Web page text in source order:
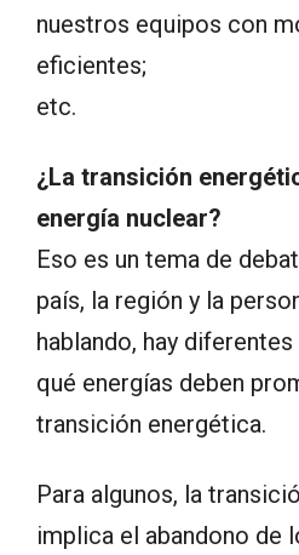
nuestros equipos con
eficientes;
etc.
¿La transición
energía nuclear?
Eso es un tema de
país, la región y la
hablando, hay
qué energías deben
transición energética.
Para algunos, la
implica el abandono de